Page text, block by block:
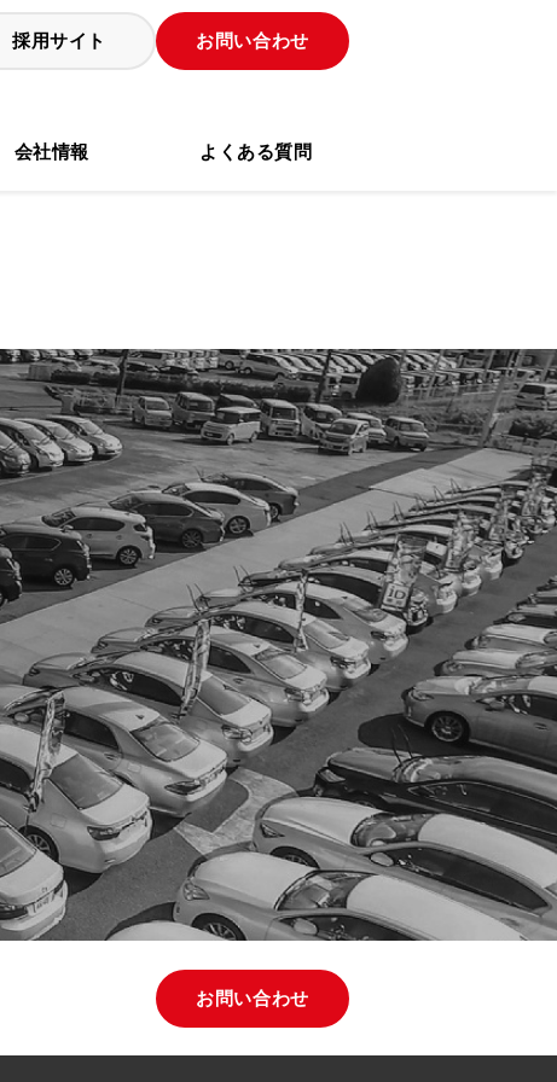
採用サイト お問い合わせ
会社情報 よくある質問
お問い合わせ